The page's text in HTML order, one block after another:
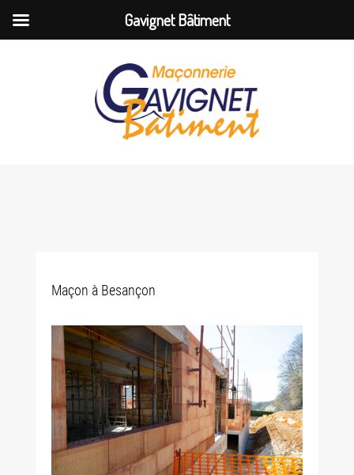
Maçon à Besançon
Gavignet Bâtiment